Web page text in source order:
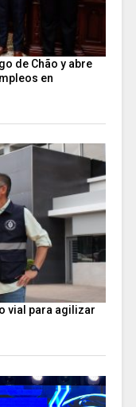
de Chão y abre
en
vial para agilizar